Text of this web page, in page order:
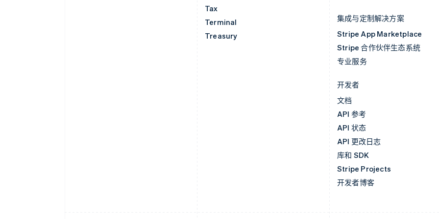
Tax
Terminal
Treasury
集成与定制解决方案
Stripe App Marketplace
Stripe 合作伙伴生态系统
专业服务
开发者
文档
API 参考
API 状态
API 更改日志
库和 SDK
Stripe Projects
开发者博客